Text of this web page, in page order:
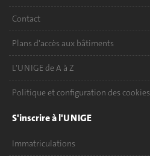
Contact
Plans d'accès aux bâtiments
L'UNIGE de A à Z
Politique et configuration des cookies
S'inscrire à l'UNIGE
Immatriculations